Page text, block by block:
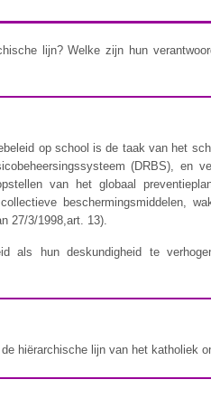
lijn? Welke zijn hun
op school is de taak van het
(DRBS), en
van het globaal
27/3/1998,art. 13).
als hun deskundigheid te
hiërarchische lijn van het katholiek